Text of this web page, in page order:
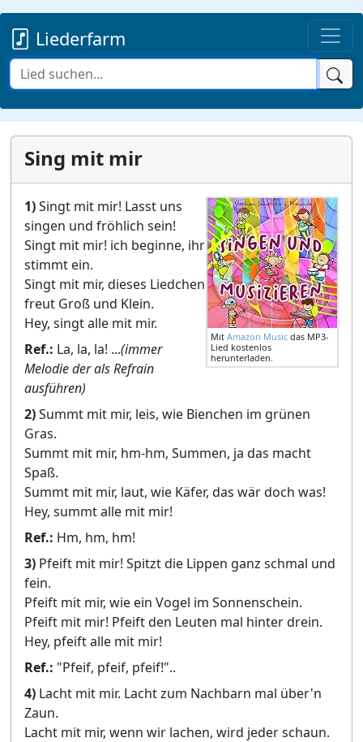
Liederfarm
Sing mit mir
Mit Amazon Music das MP3-
Lied kostenlos
herunterladen.
1)Singt mit mir! Lasst uns
singen und fröhlich sein!
Singt mit mir! ich beginne, ihr
stimmt ein.
Singt mit mir, dieses Liedchen
freut Groß und Klein.
Hey, singt alle mit mir.
Ref.: La, la, la! ...(immer
Melodie der als Refrain
ausführen)
2)Summt mit mir, leis, wie Bienchen im grünen
Gras.
Summt mit mir, hm-hm, Summen, ja das macht
Spaß.
Summt mit mir, laut, wie Käfer, das wär doch was!
Hey, summt alle mit mir!
Ref.: Hm, hm, hm!
3) Pfeift mit mir! Spitzt die Lippen ganz schmal und
fein.
Pfeift mit mir, wie ein Vogel im Sonnenschein.
Pfeift mit mir! Pfeift den Leuten mal hinter drein.
Hey, pfeift alle mit mir!
Ref.: "Pfeif, pfeif, pfeif!"..
4) Lacht mit mir. Lacht zum Nachbarn mal über'n
Zaun.
Lacht mit mir, wenn wir lachen, wird jeder schaun.